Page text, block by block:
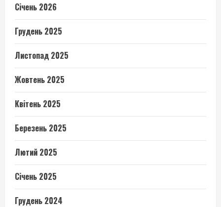
Січень 2026
Грудень 2025
Листопад 2025
Жовтень 2025
Квітень 2025
Березень 2025
Лютий 2025
Січень 2025
Грудень 2024